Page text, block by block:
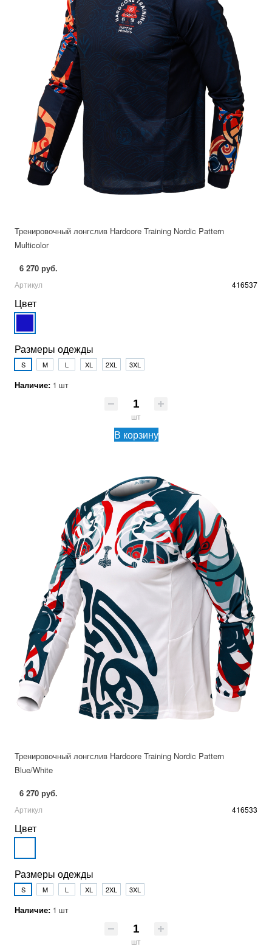
Тренировочный лонгслив Hardcore Training Nordic Pattern
Multicolor
6 270 руб.
Артикул 416537
Цвет
Размеры одежды
S M L XL 2XL 3XL
Наличие: 1 шт
шт
В корзину
Тренировочный лонгслив Hardcore Training Nordic Pattern
Blue/White
6 270 руб.
Артикул 416533
Цвет
Размеры одежды
S M L XL 2XL 3XL
Наличие: 1 шт
шт